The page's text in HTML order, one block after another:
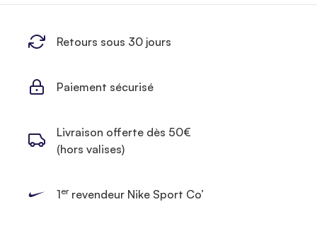
Retours sous 30 jours
Paiement sécurisé
Livraison offerte dès 50€
(hors valises)
1errevendeur Nike Sport Co’